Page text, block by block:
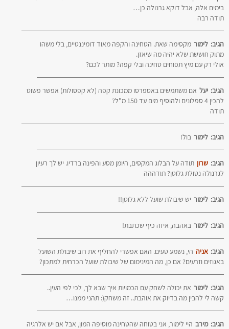
בימים אלה, אבל דוקא גרנולה כן…
תודה רבה
לימור הגיב:
מקסימה שאת. הטחינה והקפה מאוד דומיננטיים, בלי משהו
מתוק חוששת שלא יהיה מה שיאזן.
אולי רק עם מיץ תפוחים טחינה ובלי קפה? מותר לכם?
יעל הגיב:
אם משתמשים באספרסו ממכונת קפה (לא קפסולות) אפשר פשוט
להכין 4 ספלונים ולהוסיף מים עד 150 מ"ל?
תודה
לימור הגיב: בול!
שרון הגיב:
תודה על הבלוג המקסים, היומן מסע והפינה ברדיו. יש לך רעיון
לגרנולה נטולת גלוטן? תודההה
לימור הגיב: יש שיבולת שועל ללא גלוטן!!
לימור הגיב: באהבה, איזה כיף שכתבת!
אניה הגיב:
הי, נשמע טעים. האם אפשרי להחליף את רוב שיבולת השועל
באגוזים וזרעים? אם כן, מה המינימום של שיבולת שועל הכרחית למתכון?
לימור הגיב:
את יכולה לשחק עם הכמויות איך שבא לך, לכי לפי העין..
קשה לי להבין מה בדיוק את אוהבת.. זה משחק(: תהני ממנו…
מירב הגיב:
היי לימור, אני בטוחה שהטחינה מוסיפה המון, אבל אם יש אלרגיה